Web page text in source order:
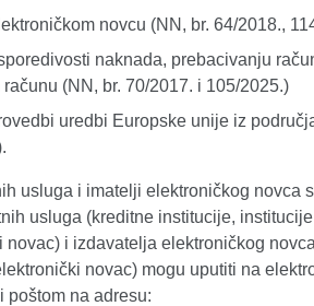
novcu (NN, br. 64/2018.,
naknada, prebacivanju
(NN, br. 70/2017. i 105/2025.)
uredbi Europske unije iz
usluga i imatelji elektroničkog novca
usluga (kreditne institucije,
novac) i izdavatelja elektroničkog
novac) mogu uputiti na
poštom na adresu: